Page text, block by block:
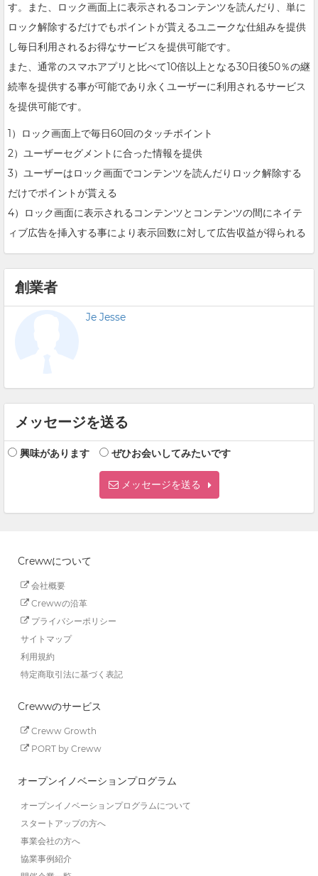
す。また、ロック画面上に表示されるコンテンツを読んだり、単に
ロック解除するだけでもポイントが貰えるユニークな仕組みを提供
し毎日利用されるお得なサービスを提供可能です。
また、通常のスマホアプリと比べて10倍以上となる30日後50％の継
続率を提供する事が可能であり永くユーザーに利用されるサービス
を提供可能です。
1）ロック画面上で毎日60回のタッチポイント
2）ユーザーセグメントに合った情報を提供
3）ユーザーはロック画面でコンテンツを読んだりロック解除する
だけでポイントが貰える
4）ロック画面に表示されるコンテンツとコンテンツの間にネイテ
ィブ広告を挿入する事により表示回数に対して広告収益が得られる
創業者
Je Jesse
メッセージを送る
興味があります ぜひお会いしてみたいです
メッセージを送る
Crewwについて
会社概要
Crewwの沿革
プライバシーポリシー
サイトマップ
利用規約
特定商取引法に基づく表記
Crewwのサービス
Creww Growth
PORT by Creww
オープンイノベーションプログラム
オープンイノベーションプログラムについて
スタートアップの方へ
事業会社の方へ
協業事例紹介